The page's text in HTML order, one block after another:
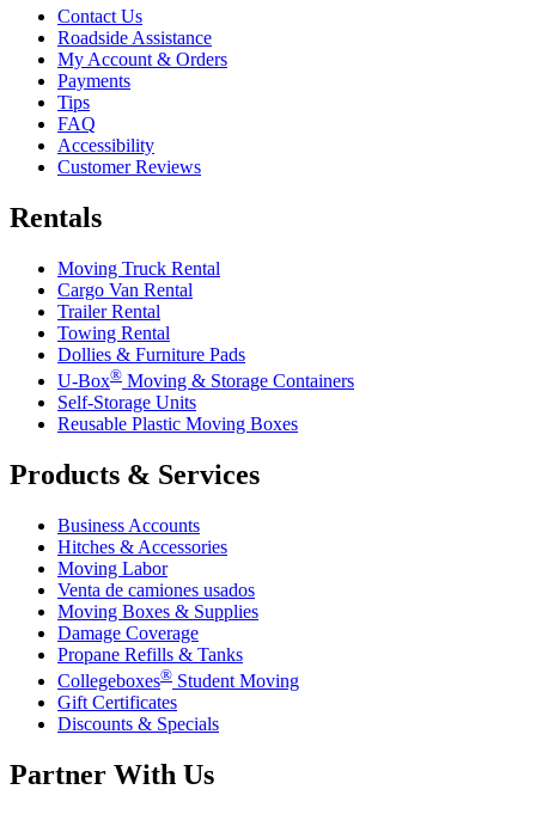
Contact Us
Roadside Assistance
My Account & Orders
Payments
Tips
FAQ
Accessibility
Customer Reviews
Rentals
Moving Truck Rental
Cargo Van Rental
Trailer Rental
Towing Rental
Dollies & Furniture Pads
U-Box® Moving & Storage Containers
Self-Storage Units
Reusable Plastic Moving Boxes
Products & Services
Business Accounts
Hitches & Accessories
Moving Labor
Venta de camiones usados
Moving Boxes & Supplies
Damage Coverage
Propane Refills & Tanks
Collegeboxes® Student Moving
Gift Certificates
Discounts & Specials
Partner With Us